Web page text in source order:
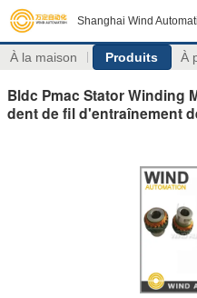
Shanghai Wind
À la maison Produits À
Bldc Pmac Stator Winding
dent de fil d'entraînement